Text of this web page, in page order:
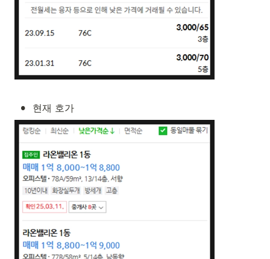
• 현재 호가